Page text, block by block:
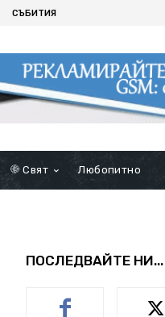
СЪБИТИЯ
Свят Любопитно
ПОСЛЕДВАЙТЕ НИ...